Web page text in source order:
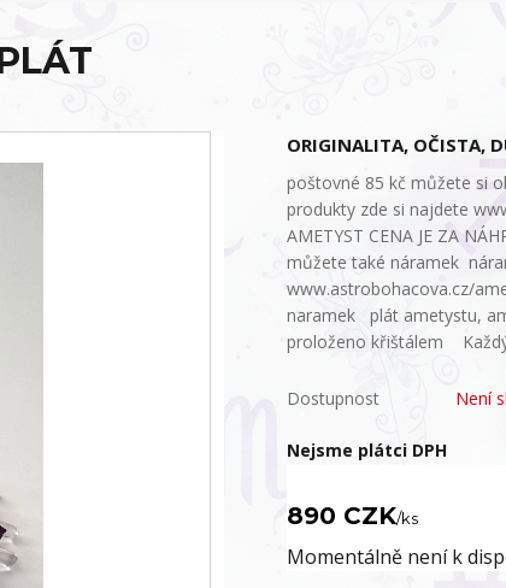
ORIGINALITA, OČISTA,
poštovné 85 kč můžete si
produkty zde si najdete
AMETYST CENA JE ZA
můžete také náramek
www.astrobohacova.cz/
naramek plát ametystu,
proloženo křištálem
Dostupnost Není
Nejsme plátci DPH
890 CZK/ks
Momentálně není k